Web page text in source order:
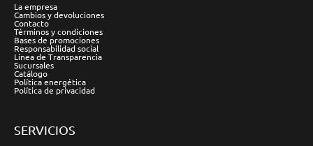
La empresa
Cambios y devoluciones
Contacto
Términos y condiciones
Bases de promociones
Responsabilidad social
Línea de Transparencia
Sucursales
Catálogo
Política energética
Política de privacidad
SERVICIOS